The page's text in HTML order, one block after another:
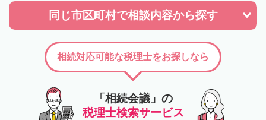
同じ市区町村で相談内容から探す
「相続会議」の
税理士検索サービス
相続対応可能な税理士をお探しなら